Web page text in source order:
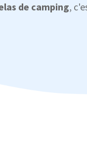
de camping,